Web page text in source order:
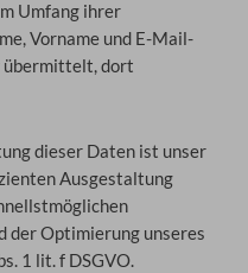
Umfang ihrer
Vorname und E-Mail-
übermittelt, dort
dieser Daten ist unser
Ausgestaltung
der Optimierung unseres
1 lit. f DSGVO.